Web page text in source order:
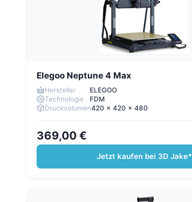
Elegoo Neptune 4 Max
Hersteller
ELEGOO
Technologie
FDM
Druckvolumen420 x 420 x 480
369,00 €
Jetzt kaufen bei 3D Jake*